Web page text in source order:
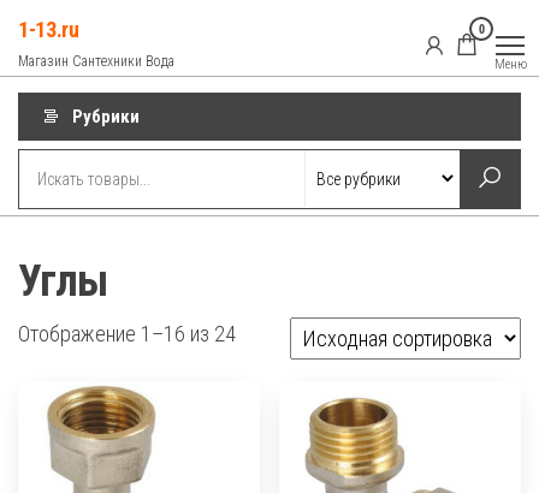
содержимому
1-13.ru
Магазин Сантехники Вода
0
Меню
Рубрики
Углы
Отображение 1–16 из 24